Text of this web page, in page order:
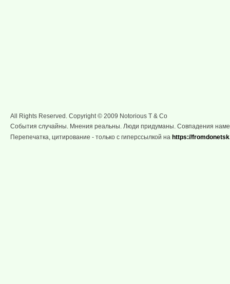
All Rights Reserved. Copyright © 2009 Notorious T & Co
События случайны. Мнения реальны. Люди придуманы. Совпадения
Перепечатка, цитирование - только с гиперссылкой на https://